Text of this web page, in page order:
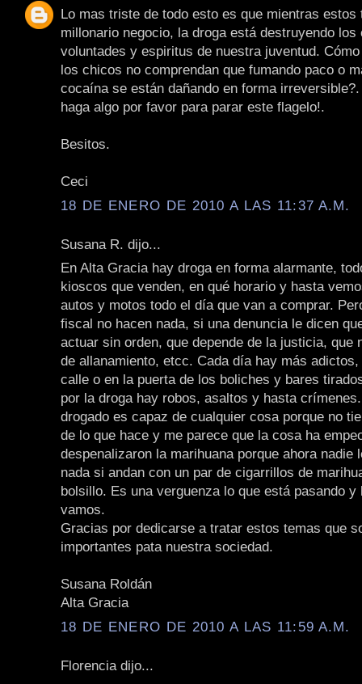
Lo mas triste de todo esto es que mientras estos
millonario negocio, la droga está destruyendo los
voluntades y espiritus de nuestra juventud.
los chicos no comprendan que fumando paco o
cocaína se están dañando en forma
haga algo por favor para parar este flagelo!.
Besitos.
Ceci
18 DE ENERO DE 2010 A LAS 11:37 A.M.
Susana R. dijo...
En Alta Gracia hay droga en forma alarmante,
kioscos que venden, en qué horario y hasta
autos y motos todo el día que van a comprar.
fiscal no hacen nada, si una denuncia le dicen
actuar sin orden, que depende de la justicia, que
de allanamiento, etcc. Cada día hay más
calle o en la puerta de los boliches y bares
por la droga hay robos, asaltos y hasta
drogado es capaz de cualquier cosa porque no
de lo que hace y me parece que la cosa ha
despenalizaron la marihuana porque ahora nadie
nada si andan con un par de cigarrillos de
bolsillo. Es una verguenza lo que está pasando y
vamos.
Gracias por dedicarse a tratar estos temas que
importantes pata nuestra sociedad.
Susana Roldán
Alta Gracia
18 DE ENERO DE 2010 A LAS 11:59 A.M.
Florencia dijo...